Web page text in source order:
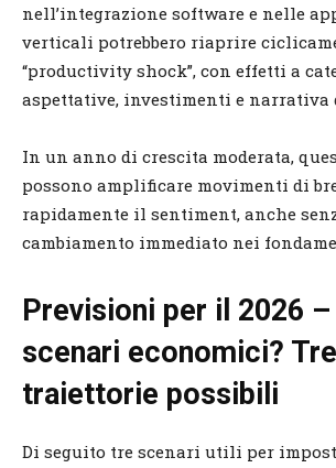
nell’integrazione software e nelle
verticali potrebbero riaprire
“productivity shock”, con effetti a
aspettative, investimenti e narrativa
In un anno di crescita moderata,
possono amplificare movimenti di
rapidamente il sentiment, anche
cambiamento immediato nei
Previsioni per il 2026 –
scenari economici? Tre
traiettorie possibili
Di seguito tre scenari utili per